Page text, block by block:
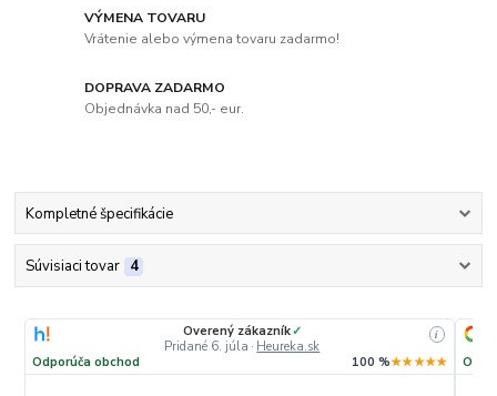
VÝMENA TOVARU
Vrátenie alebo výmena tovaru zadarmo!
DOPRAVA ZADARMO
Objednávka nad 50,- eur.
Kompletné špecifikácie
Súvisiaci tovar 4
Overený zákazník✓
Pridané 6. júla · Heureka.sk
i
Odporúča obchod 100 %★★★★★